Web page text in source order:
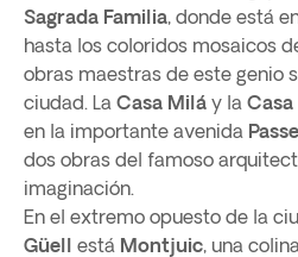
Sagrada Familia, donde está
hasta los coloridos mosaicos
obras maestras de este genio
ciudad. La Casa Milá y la
en la importante avenida
dos obras del famoso
imaginación.
En el extremo opuesto de la
Güell está Montjuic, una